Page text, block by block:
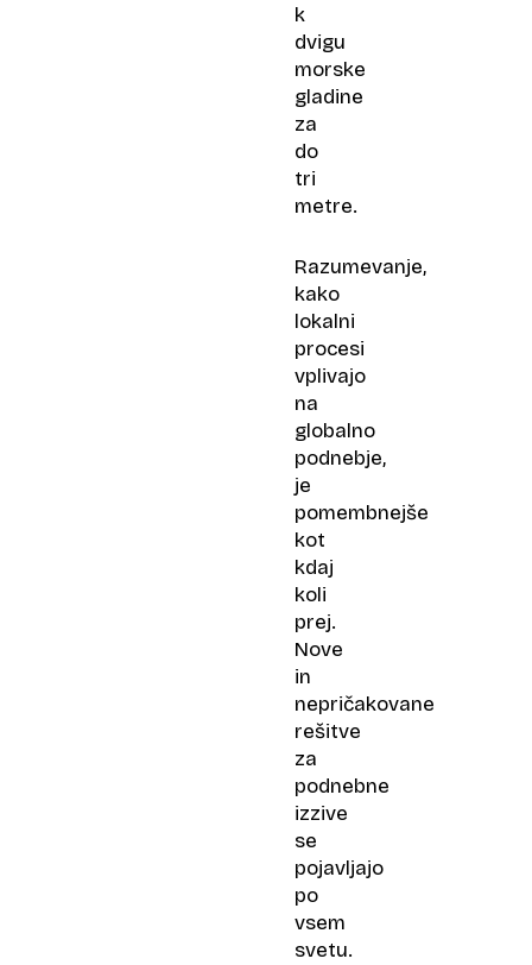
k
dvigu
morske
gladine
za
do
tri
metre.
Razumevanje,
kako
lokalni
procesi
vplivajo
na
globalno
podnebje,
je
pomembnejše
kot
kdaj
koli
prej.
Nove
in
nepričakovane
rešitve
za
podnebne
izzive
se
pojavljajo
po
vsem
svetu.